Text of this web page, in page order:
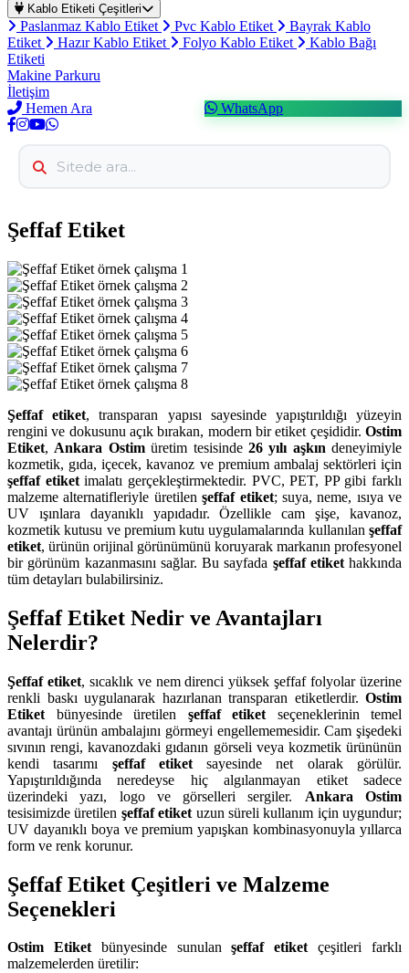
Kablo Etiketi Çeşitleri
Paslanmaz Kablo Etiket Pvc Kablo Etiket
Bayrak Kablo
Etiket
Hazır Kablo Etiket Folyo Kablo Etiket
Kablo Bağı
Etiketi
Makine Parkuru
İletişim
Hemen Ara
WhatsApp
Şeffaf Etiket
Şeffaf etiket, transparan yapısı sayesinde yapıştırıldığı yüzeyin
rengini ve dokusunu açık bırakan, modern bir etiket çeşididir. Ostim
Etiket, Ankara Ostimüretim tesisinde 26 yılı aşkın deneyimiyle
kozmetik, gıda, içecek, kavanoz ve premium ambalaj sektörleri için
şeffaf etiketimalatı gerçekleştirmektedir. PVC, PET, PP gibi farklı
malzeme alternatifleriyle üretilenşeffaf etiket; suya, neme, ısıya ve
UV ışınlara dayanıklı yapıdadır. Özellikle cam şişe, kavanoz,
kozmetik kutusu ve premium kutu uygulamalarında kullanılan şeffaf
etiket, ürünün orijinal görünümünü koruyarak markanın profesyonel
bir görünüm kazanmasını sağlar. Bu sayfada şeffaf etikethakkında
tüm detayları bulabilirsiniz.
Şeffaf Etiket Nedir ve Avantajları
Nelerdir?
Şeffaf etiket, sıcaklık ve nem direnci yüksek şeffaf folyolar üzerine
renkli baskı uygulanarak hazırlanan transparan etiketlerdir. Ostim
Etiket bünyesinde üretilen şeffaf etiket seçeneklerinin temel
avantajı ürünün ambalajını görmeyi engellememesidir. Cam şişedeki
sıvının rengi, kavanozdaki gıdanın görseli veya kozmetik ürününün
kendi tasarımı şeffaf etiketsayesinde net olarak görülür.
Yapıştırıldığında neredeyse hiç algılanmayan etiket sadece
üzerindeki yazı, logo ve görselleri sergiler. Ankara Ostim
tesisimizde üretilen şeffaf etiket uzun süreli kullanım için uygundur;
UV dayanıklı boya ve premium yapışkan kombinasyonuyla yıllarca
form ve renk korunur.
Şeffaf Etiket Çeşitleri ve Malzeme
Seçenekleri
Ostim Etiketbünyesinde sunulanşeffaf etiketçeşitleri farklı
malzemelerden üretilir: